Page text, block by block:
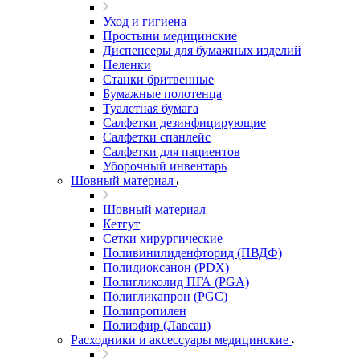
Уход и гигиена
Простыни медицинские
Диспенсеры для бумажных изделий
Пеленки
Станки бритвенные
Бумажные полотенца
Туалетная бумага
Салфетки дезинфицирующие
Салфетки спанлейс
Салфетки для пациентов
Уборочный инвентарь
Шовный материал
Шовный материал
Кетгут
Сетки хирургические
Поливинилиденфторид (ПВДФ)
Полидиоксанон (PDX)
Полигликолид ПГА (PGA)
Полигликапрон (PGC)
Полипропилен
Полиэфир (Лавсан)
Расходники и аксессуары медицинские